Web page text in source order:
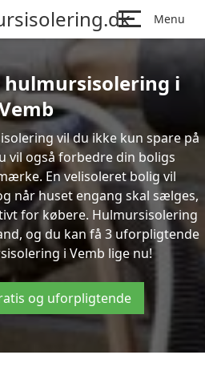
Menu
hulmursisolering i
vil du ikke kun spare på
vil også forbedre din boligs
En velisoleret bolig vil
når huset engang skal sælges,
for købere. Hulmursisolering
og du kan få 3 uforpligtende
i Vemb lige nu!
og uforpligtende